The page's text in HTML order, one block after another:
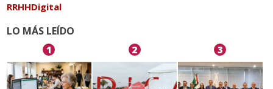
RRHHDigital
LO MÁS LEÍDO
1 2 3